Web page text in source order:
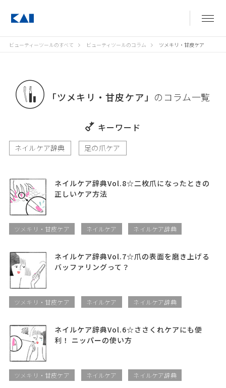
ビューティーツールのすべて ビューティツールのコラム ツメキリ・甘皮ケア
「ツメキリ・甘皮ケア」 のコラム一覧
キーワード
ネイルケア辞典 足の爪ケア
ネイルケア辞典Vol.8☆二枚爪になったときの
正しいケア方法
ツメキリ・甘皮ケア ネイルケア ネイルケア辞典
ネイルケア辞典Vol.7☆爪の表面を磨き上げる
バッファリングって？
ツメキリ・甘皮ケア ネイルケア ネイルケア辞典
ネイルケア辞典Vol.6☆ささくれケアにも便
利！ ニッパーの使い方
ツメキリ・甘皮ケア ネイルケア ネイルケア辞典